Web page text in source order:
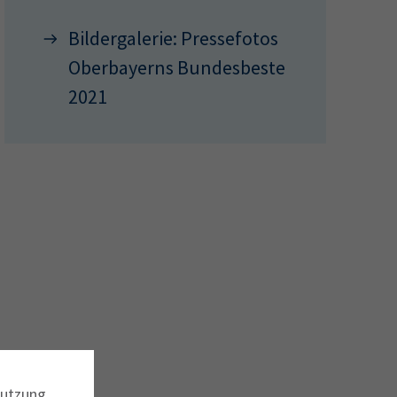
Bildergalerie: Pressefotos
Oberbayerns Bundesbeste
2021